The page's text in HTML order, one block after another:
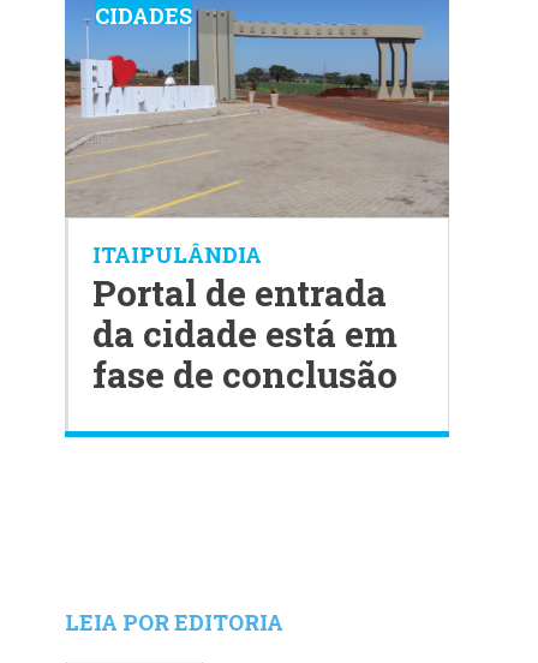
CIDADES
ITAIPULÂNDIA
Portal de entrada
da cidade está em
fase de conclusão
LEIA POR EDITORIA